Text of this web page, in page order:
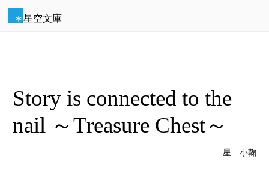
星空文庫
Story is connected to the
nail ～Treasure Chest～
星 小鞠